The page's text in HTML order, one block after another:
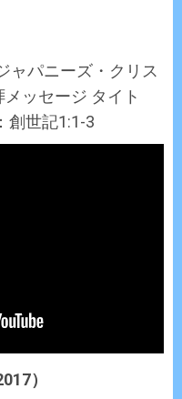
パニーズ・クリス
ッセージ タイト
創世記1:1-3
）